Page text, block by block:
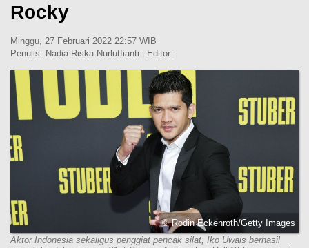
LIGA CHAMPIONS
LIGA JERMAN
LIGA EUROPA
PASUKAN SEHAT
KOMUNITAS SEHAT
Rocky
Minggu, 27 Februari 2022 22:57 WIB
Penulis: Nadia Riska Nurlutfianti Editor:
© Rodin Eckenroth/Getty Images
Aktor Indonesia sekaligus penggiat pencak silat, Iko Uwais berhasil